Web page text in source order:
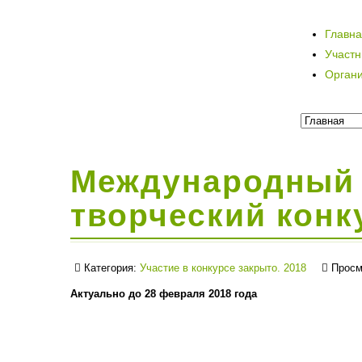
Международный
творческий
Категория: Участие в конкурсе закрыто. 2018
Актуально до 28 февраля 2018 года